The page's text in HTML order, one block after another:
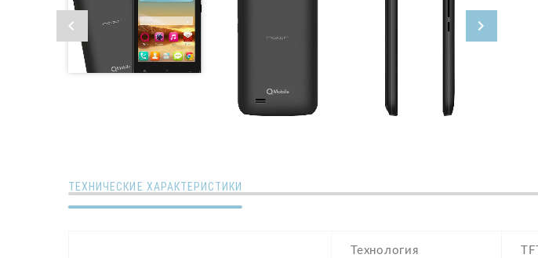
ТЕХНИЧЕСКИЕ ХАРАКТЕРИСТИКИ
Технология TFT